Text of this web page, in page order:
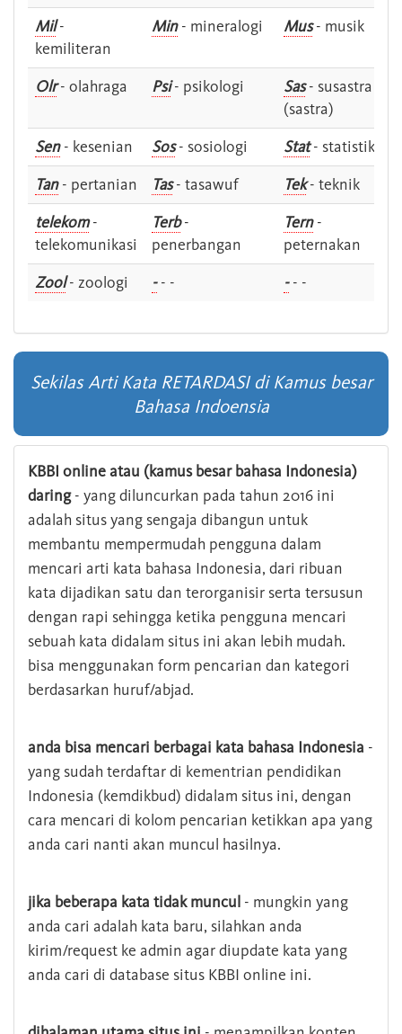
Mil-
kemiliteran
Min- mineralogi Mus- musik
Olr- olahraga Psi- psikologi Sas- susastra -
(sastra)
Sen- kesenian Sos- sosiologi Stat- statistik
Tan- pertanian Tas- tasawuf Tek- teknik
telekom-
telekomunikasi
Terb-
penerbangan
Tern-
peternakan
Zool- zoologi -- - -- -
Sekilas Arti Kata RETARDASI di Kamus besar
Bahasa Indoensia
KBBI online atau (kamus besar bahasa Indonesia)
daring- yang diluncurkan pada tahun 2016 ini
adalah situs yang sengaja dibangun untuk
membantu mempermudah pengguna dalam
mencari arti kata bahasa Indonesia, dari ribuan
kata dijadikan satu dan terorganisir serta tersusun
dengan rapi sehingga ketika pengguna mencari
sebuah kata didalam situs ini akan lebih mudah.
bisa menggunakan form pencarian dan kategori
berdasarkan huruf/abjad.
anda bisa mencari berbagai kata bahasa Indonesia -
yang sudah terdaftar di kementrian pendidikan
Indonesia (kemdikbud) didalam situs ini, dengan
cara mencari di kolom pencarian ketikkan apa yang
anda cari nanti akan muncul hasilnya.
jika beberapa kata tidak muncul - mungkin yang
anda cari adalah kata baru, silahkan anda
kirim/request ke admin agar diupdate kata yang
anda cari di database situs KBBI online ini.